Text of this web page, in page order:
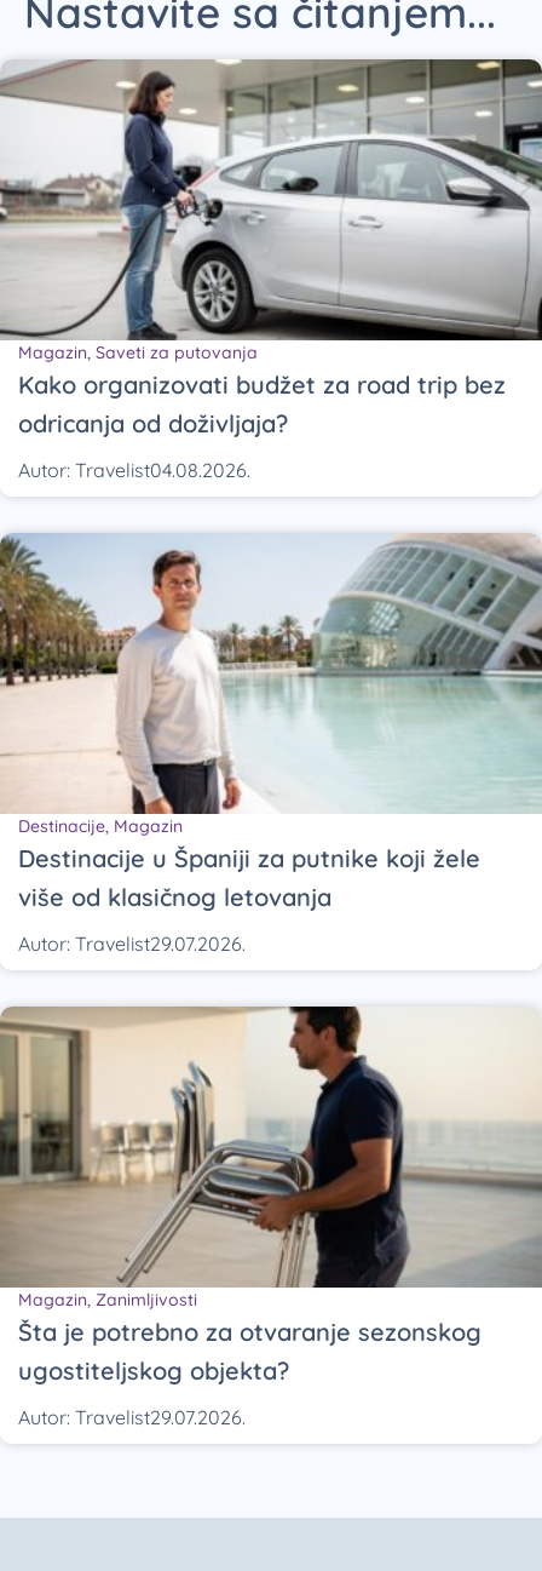
Nastavite sa čitanjem...
Magazin, Saveti za putovanja
Kako organizovati budžet za road trip bez
odricanja od doživljaja?
Autor: Travelist04.08.2026.
Destinacije, Magazin
Destinacije u Španiji za putnike koji žele
više od klasičnog letovanja
Autor: Travelist29.07.2026.
Magazin, Zanimljivosti
Šta je potrebno za otvaranje sezonskog
ugostiteljskog objekta?
Autor: Travelist29.07.2026.